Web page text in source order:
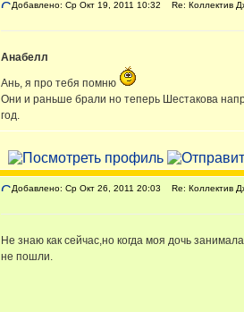
Добавлено: Ср Окт 19, 2011 10:32 Re: Коллектив
Анабелл
Ань, я про тебя помню
Они и раньше брали но теперь Шестакова
год.
Добавлено: Ср Окт 26, 2011 20:03 Re: Коллектив
Не знаю как сейчас,но когда моя дочь
не пошли.